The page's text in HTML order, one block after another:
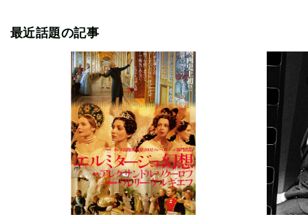
最近話題の記事